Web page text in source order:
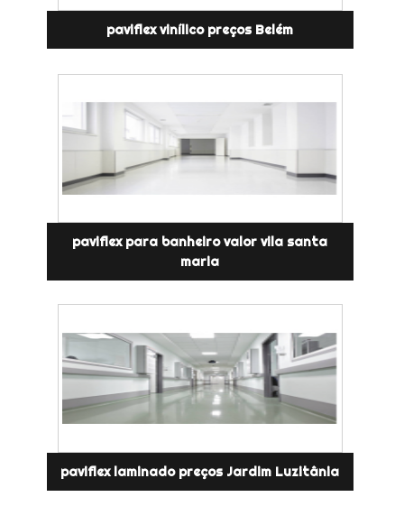
paviflex vinílico preços Belém
paviflex para banheiro valor vila santa
maria
paviflex laminado preços Jardim Luzitânia